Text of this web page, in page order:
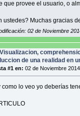
que provee el usuario, o
ustedes? Muchas gracias
02 de Noviembre
de una realidad en
#1 en: 02 de Noviembre
como lo veo yo deberías